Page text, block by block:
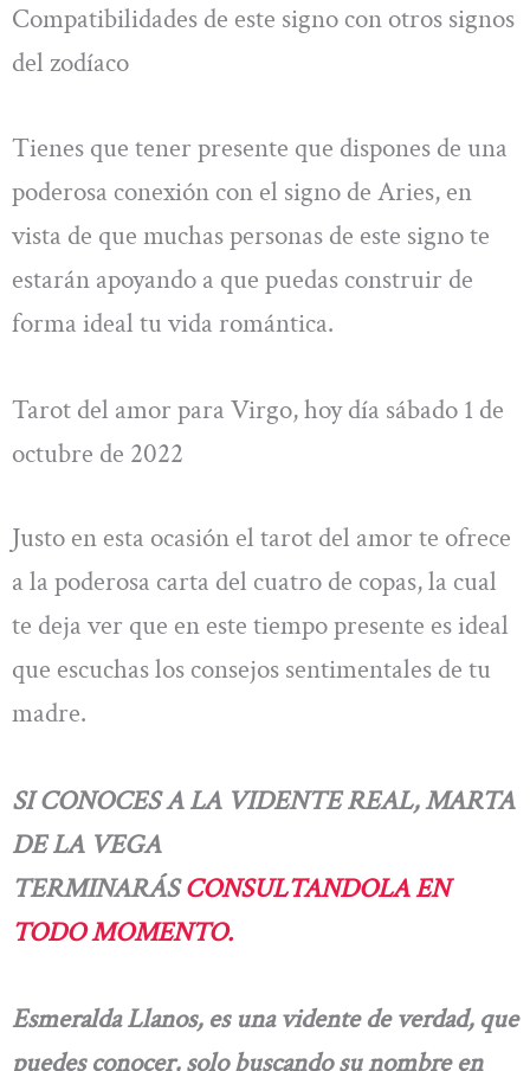
Compatibilidades de este signo con otros signos
del zodíaco
Tienes que tener presente que dispones de una
poderosa conexión con el signo de Aries, en
vista de que muchas personas de este signo te
estarán apoyando a que puedas construir de
forma ideal tu vida romántica.
Tarot del amor para Virgo, hoy día sábado 1 de
octubre de 2022
Justo en esta ocasión el tarot del amor te ofrece
a la poderosa carta del cuatro de copas, la cual
te deja ver que en este tiempo presente es ideal
que escuchas los consejos sentimentales de tu
madre.
SI CONOCES A LA VIDENTE REAL, MARTA
DE LA VEGA
TERMINARÁSCONSULTANDOLA EN
TODO MOMENTO.
Esmeralda Llanos, es una vidente de verdad, que
puedes conocer, solo buscando su nombre en